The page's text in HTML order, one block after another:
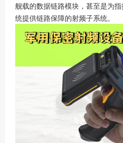
舰载的数据链路模块，甚至是为
统提供链路保障的射频子系统。